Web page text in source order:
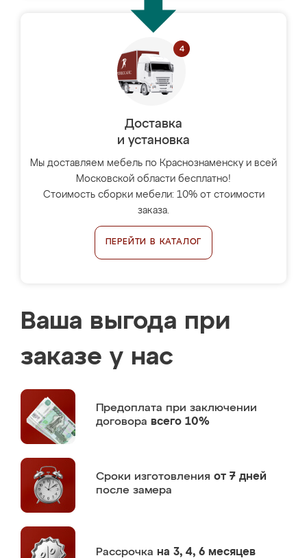
Доставка
и установка
Мы доставляем мебель по Краснознаменску и всей
Московской области бесплатно!
Стоимость сборки мебели: 10% от стоимости
заказа.
ПЕРЕЙТИ В КАТАЛОГ
Ваша выгода при
заказе у нас
Предоплата при заключении
договора всего 10%
Сроки изготовления от 7 дней
после замера
Рассрочка на 3, 4, 6 месяцев